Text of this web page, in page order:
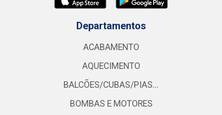
Departamentos
ACABAMENTO
AQUECIMENTO
BALCÕES/CUBAS/PIAS...
BOMBAS E MOTORES